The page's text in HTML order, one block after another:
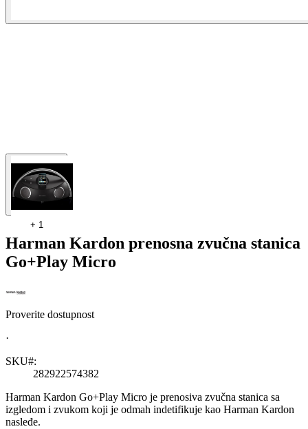
+ 1
Harman Kardon prenosna zvučna stanica
Go+Play Micro
Proverite dostupnost
·
SKU#:
282922574382
Harman Kardon Go+Play Micro je prenosiva zvučna stanica sa
izgledom i zvukom koji je odmah indetifikuje kao Harman Kardon
nasleđe.